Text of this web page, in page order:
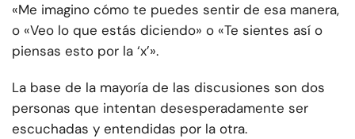
«Me imagino cómo te puedes sentir de esa manera,
o «Veo lo que estás diciendo» o «Te sientes así o
piensas esto por la ‘x’».
La base de la mayoría de las discusiones son dos
personas que intentan desesperadamente ser
escuchadas y entendidas por la otra.